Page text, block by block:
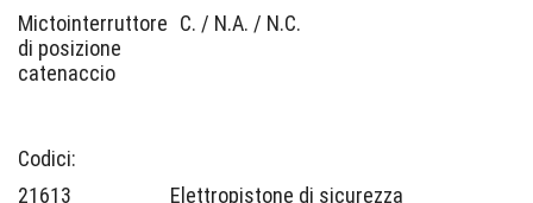
Mictointerruttore
di posizione
catenaccio
C. / N.A. / N.C.
Codici:
21613
Elettropistone di sicurezza